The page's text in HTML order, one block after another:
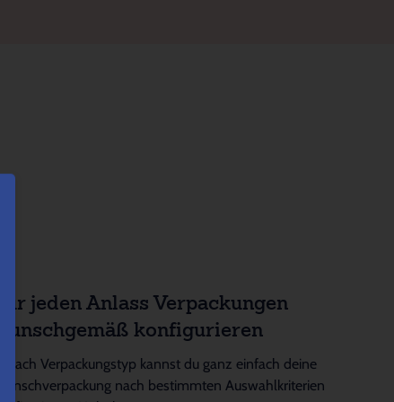
Für jeden Anlass Verpackungen
wunschgemäß konfigurieren
Je nach Verpackungstyp kannst du ganz einfach deine
Wunschverpackung nach bestimmten Auswahlkriterien